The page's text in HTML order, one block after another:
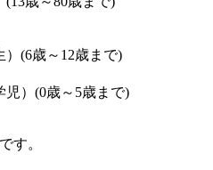
）(6歳～12歳まで)
児）(0歳～5歳まで)
す。